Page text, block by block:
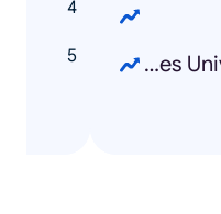
Elecciones Universitarias 2025